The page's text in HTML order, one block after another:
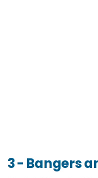
3 - Bangers